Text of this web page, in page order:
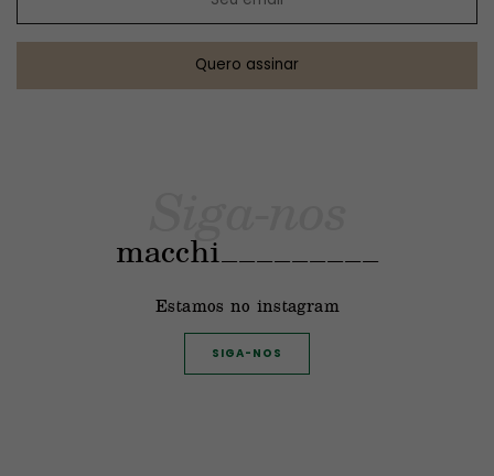
macchi_________
Estamos no instagram
SIGA-NOS